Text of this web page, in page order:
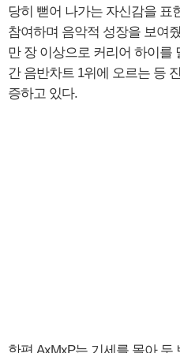
당히 뻗어 나가는 자신감을 표
참여하며 음악적 성장을 보여
만 장 이상으로 커리어 하이를
간 음반차트 1위에 오르는 등
증하고 있다.